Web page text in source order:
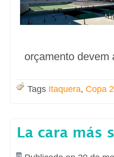
orçamento devem
Tags Itaquera, Copa
La cara más